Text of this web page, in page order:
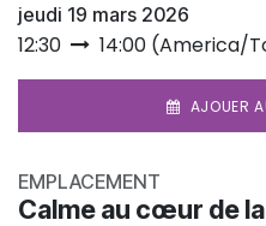
jeudi 19 mars 2026
12:30 14:00 (America/
AJOUER
EMPLACEMENT
Calme au cœur de